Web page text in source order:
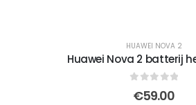
HUAWEI NOVA 2
Huawei Nova 2 batterij
out of 5
€59.00